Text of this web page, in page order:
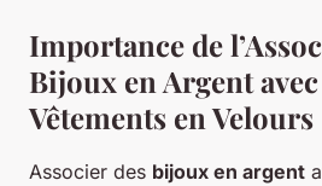
Importance de
Bijoux en Argent
Vêtements en Velours
Associer des bijoux en argent